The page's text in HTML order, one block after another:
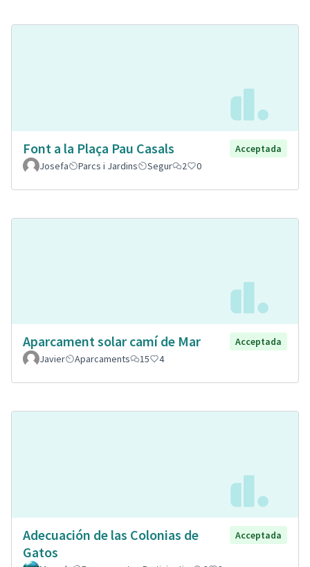
Font a la Plaça Pau Casals
Acceptada
Josefa
Parcs i Jardins Segur 2 0
Aparcament solar camí de Mar
Acceptada
Javier
Aparcaments 15 4
Adecuación de las Colonias de
Gatos
Acceptada